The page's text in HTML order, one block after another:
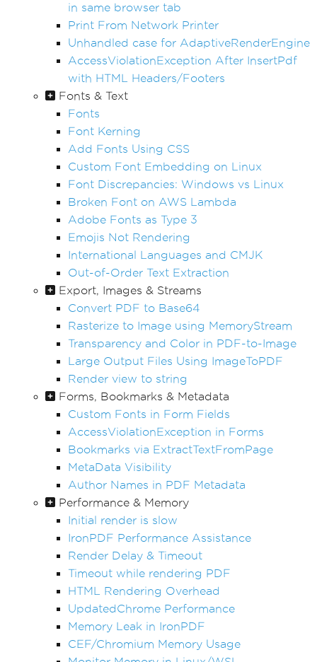
in same browser tab
Print From Network Printer
Unhandled case for AdaptiveRenderEngine
AccessViolationException After InsertPdf
with HTML Headers/Footers
Fonts & Text
Fonts
Font Kerning
Add Fonts Using CSS
Custom Font Embedding on Linux
Font Discrepancies: Windows vs Linux
Broken Font on AWS Lambda
Adobe Fonts as Type 3
Emojis Not Rendering
International Languages and CMJK
Out-of-Order Text Extraction
Export, Images & Streams
Convert PDF to Base64
Rasterize to Image using MemoryStream
Transparency and Color in PDF-to-Image
Large Output Files Using ImageToPDF
Render view to string
Forms, Bookmarks & Metadata
Custom Fonts in Form Fields
AccessViolationException in Forms
Bookmarks via ExtractTextFromPage
MetaData Visibility
Author Names in PDF Metadata
Performance & Memory
Initial render is slow
IronPDF Performance Assistance
Render Delay & Timeout
Timeout while rendering PDF
HTML Rendering Overhead
UpdatedChrome Performance
Memory Leak in IronPDF
CEF/Chromium Memory Usage